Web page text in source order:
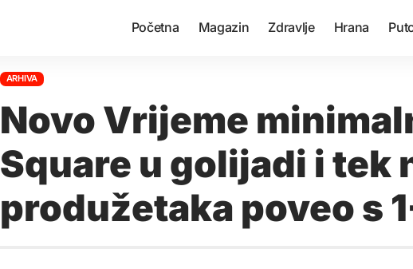
Početna Magazin Zdravlje Hrana
ARHIVA
Novo Vrijeme
Square u golijadi i tek
produžetaka poveo s